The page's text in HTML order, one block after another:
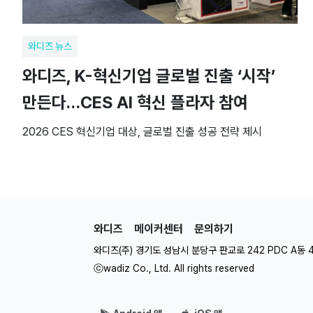
와디즈 뉴스
와디즈, K-혁신기업 글로벌 진출 ‘시작’
만든다…CES AI 혁신 플라자 참여
2026 CES 혁신기업 대상, 글로벌 진출 성공 전략 제시
와디즈 메이커센터 문의하기
와디즈(주) 경기도 성남시 분당구 판교로 242 PDC A동
ⓒwadiz Co., Ltd. All rights reserved